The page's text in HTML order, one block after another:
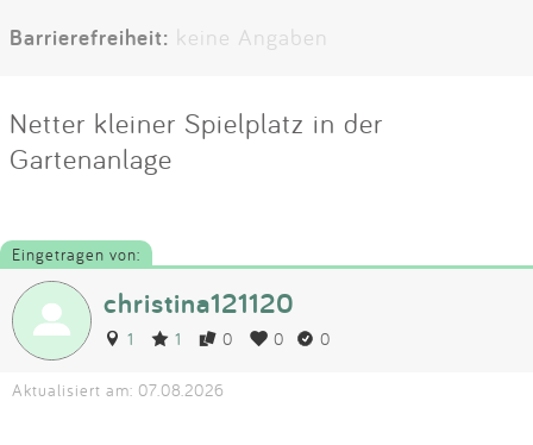
Barrierefreiheit: keine Angaben
Netter kleiner Spielplatz in der
Gartenanlage
Eingetragen von:
christina121120
1 1 0 0 0
Aktualisiert am: 07.08.2026